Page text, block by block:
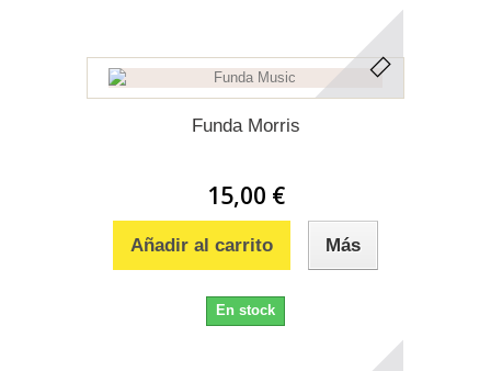
Funda Morris
15,00 €
Añadir al carrito Más
En stock